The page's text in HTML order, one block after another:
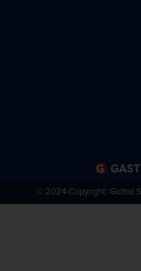
© 2024 Copyright: Global